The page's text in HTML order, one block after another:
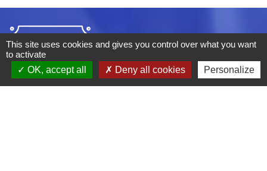
This site uses cookies and gives you control over what you want
to activate
OK, accept all
Deny all cookies Personalize